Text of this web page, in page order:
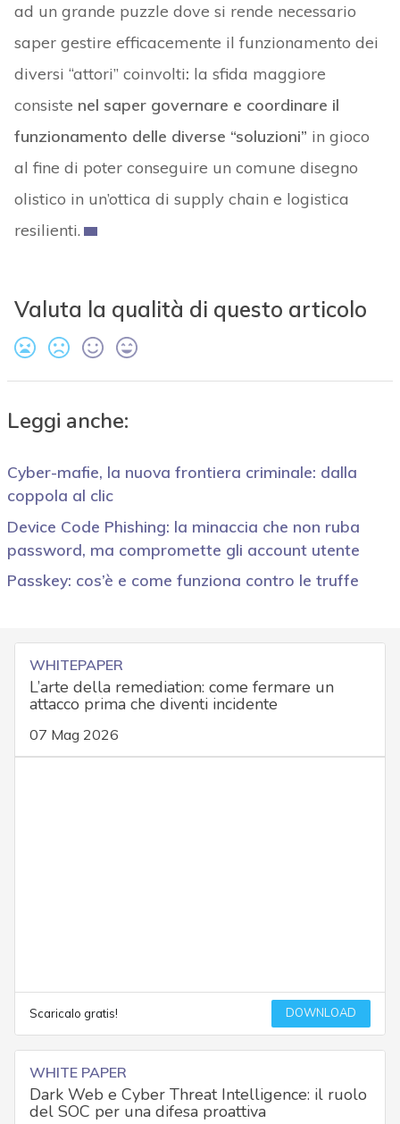
ad un grande puzzle dove si rende necessario
saper gestire efficacemente il funzionamento dei
diversi “attori” coinvolti: la sfida maggiore
consiste nel saper governare e coordinare il
funzionamento delle diverse “soluzioni” in gioco
al fine di poter conseguire un comune disegno
olistico in un’ottica di supply chain e logistica
resilienti.
Valuta la qualità di questo articolo
Leggi anche:
Cyber-mafie, la nuova frontiera criminale: dalla
coppola al clic
Device Code Phishing: la minaccia che non ruba
password, ma compromette gli account utente
Passkey: cos’è e come funziona contro le truffe
WHITEPAPER
L’arte della remediation: come fermare un
attacco prima che diventi incidente
07 Mag 2026
Scaricalo gratis! DOWNLOAD
WHITE PAPER
Dark Web e Cyber Threat Intelligence: il ruolo
del SOC per una difesa proattiva